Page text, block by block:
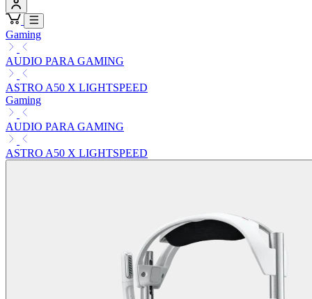
Gaming
AUDIO PARA GAMING
ASTRO A50 X LIGHTSPEED
Gaming
AUDIO PARA GAMING
ASTRO A50 X LIGHTSPEED